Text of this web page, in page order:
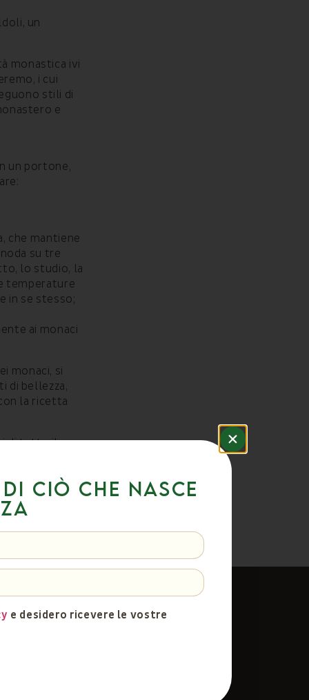
un
monastica ivi
i cui
stili di
e
un portone,
che mantiene
su tre
lo studio, la
temperature
in se stesso;
ai monaci
monaci, si
di bellezza,
la ricetta
di tutto il
ciò che nasce
e desidero ricevere le vostre